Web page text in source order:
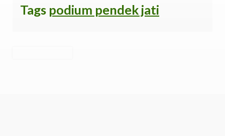
Tags podium pendek jati